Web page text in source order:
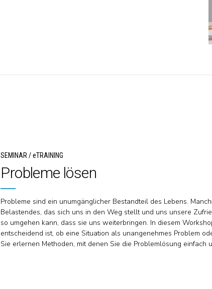
SEMINAR / eTRAINING
Probleme lösen
Probleme sind ein unumgänglicher Bestandteil des Lebens.
Belastendes, das sich uns in den Weg stellt und uns unsere
so umgehen kann, dass sie uns weiterbringen. In diesem
entscheidend ist, ob eine Situation als unangenehmes Problem
Sie erlernen Methoden, mit denen Sie die Problemlösung einfach